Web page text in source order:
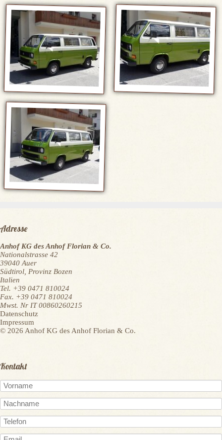
Adresse
Anhof KG des Anhof Florian & Co.
Nationalstrasse 42
39040 Auer
Südtirol, Provinz Bozen
Italien
Tel. +39 0471 810024
Fax. +39 0471 810024
Mwst. Nr IT 00860260215
Navigation
überspringen
Datenschutz
Impressum
© 2026 Anhof KG des Anhof Florian & Co.
Kontakt